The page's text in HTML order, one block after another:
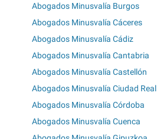
Abogados Minusvalía Burgos
Abogados Minusvalía Cáceres
Abogados Minusvalía Cádiz
Abogados Minusvalía Cantabria
Abogados Minusvalía Castellón
Abogados Minusvalía Ciudad Real
Abogados Minusvalía Córdoba
Abogados Minusvalía Cuenca